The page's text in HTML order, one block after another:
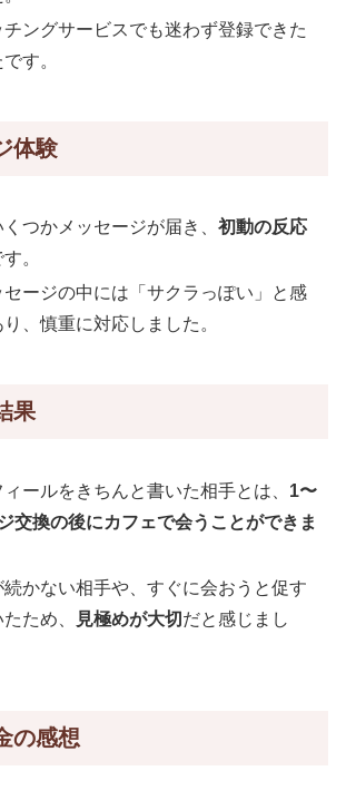
ングサービスでも迷わず登録できた
す。
体験
つかメッセージが届き、初動の反応
。
ージの中には「サクラっぽい」と感
、慎重に対応しました。
果
ールをきちんと書いた相手とは、 1〜
交換の後にカフェで会うことができま
かない相手や、すぐに会おうと促す
ため、
見極めが大切 だと感じまし
の感想